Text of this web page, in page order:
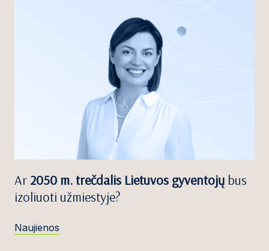
Ar 2050 m. trečdalis Lietuvos gyventojų bus
izoliuoti užmiestyje?
Naujienos